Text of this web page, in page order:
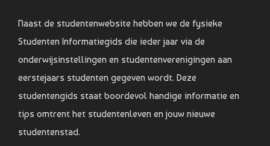
Naast de studentenwebsite hebben we de fysieke
Studenten Informatiegids die ieder jaar via de
onderwijsinstellingen en studentenverenigingen aan
eerstejaars studenten gegeven wordt. Deze
studentengids staat boordevol handige informatie en
tips omtrent het studentenleven en jouw nieuwe
studentenstad.